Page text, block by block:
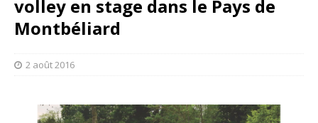
volley en stage dans le Pays de
Montbéliard
2 août 2016